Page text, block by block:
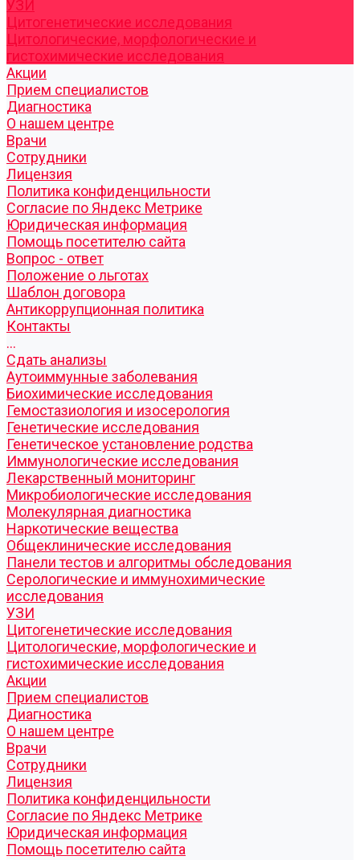
УЗИ
Цитогенетические исследования
Цитологические, морфологические и
гистохимические исследования
Акции
Прием специалистов
Диагностика
О нашем центре
Врачи
Сотрудники
Лицензия
Политика конфиденцильности
Согласие по Яндекс Метрике
Юридическая информация
Помощь посетителю сайта
Вопрос - ответ
Положение о льготах
Шаблон договора
Антикоррупционная политика
Контакты
...
Cдать анализы
Аутоиммунные заболевания
Биохимические исследования
Гемостазиология и изосерология
Генетические исследования
Генетическое установление родства
Иммунологические исследования
Лекарственный мониторинг
Микробиологические исследования
Молекулярная диагностика
Наркотические вещества
Общеклинические исследования
Панели тестов и алгоритмы обследования
Серологические и иммунохимические
исследования
УЗИ
Цитогенетические исследования
Цитологические, морфологические и
гистохимические исследования
Акции
Прием специалистов
Диагностика
О нашем центре
Врачи
Сотрудники
Лицензия
Политика конфиденцильности
Согласие по Яндекс Метрике
Юридическая информация
Помощь посетителю сайта